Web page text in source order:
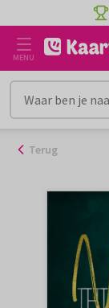
naar
inhoud
MENU
Terug